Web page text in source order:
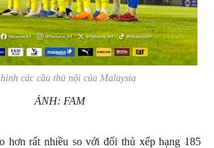
các cầu thủ nội của Malaysia
ẢNH: FAM
hơn rất nhiều so với đối thủ xếp hạng 185